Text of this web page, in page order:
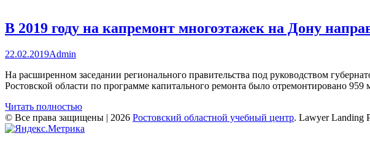
В 2019 году на капремонт многоэтажек на Дону
22.02.2019Admin
На расширенном заседании регионального правительства под руководством
Ростовской области по программе капитального ремонта было отремонтировано
Читать полностью
© Все права защищены | 2026 Ростовский областной учебный центр. Lawyer Landing